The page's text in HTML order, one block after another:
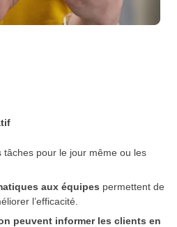
tâches pour le jour même ou les
aux équipes permettent de
l’efficacité.
peuvent informer les clients en